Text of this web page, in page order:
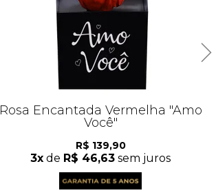
Rosa Encantada Vermelha "Amo
Você"
R$ 139,90
3x de R$ 46,63 sem juros